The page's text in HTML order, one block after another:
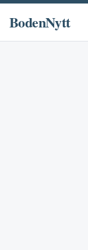
BodenNytt